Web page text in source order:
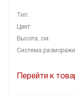
Тип:
Цвет:
Высота, см:
Система
Перейти к